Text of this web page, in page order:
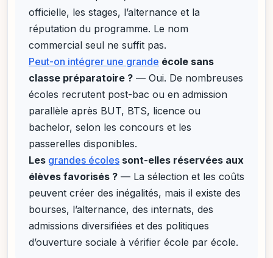
officielle, les stages, l’alternance et la
réputation du programme. Le nom
commercial seul ne suffit pas.
Peut-on intégrer une grande école sans
classe préparatoire ? — Oui. De nombreuses
écoles recrutent post-bac ou en admission
parallèle après BUT, BTS, licence ou
bachelor, selon les concours et les
passerelles disponibles.
Les grandes écoles sont-elles réservées aux
élèves favorisés ? — La sélection et les coûts
peuvent créer des inégalités, mais il existe des
bourses, l’alternance, des internats, des
admissions diversifiées et des politiques
d’ouverture sociale à vérifier école par école.